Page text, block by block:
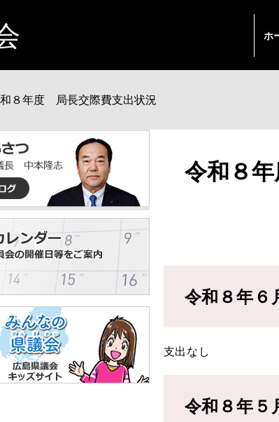
ホ
８年度 局長交際費支出状況
令和８
令和８年６
支出なし
令和８年５